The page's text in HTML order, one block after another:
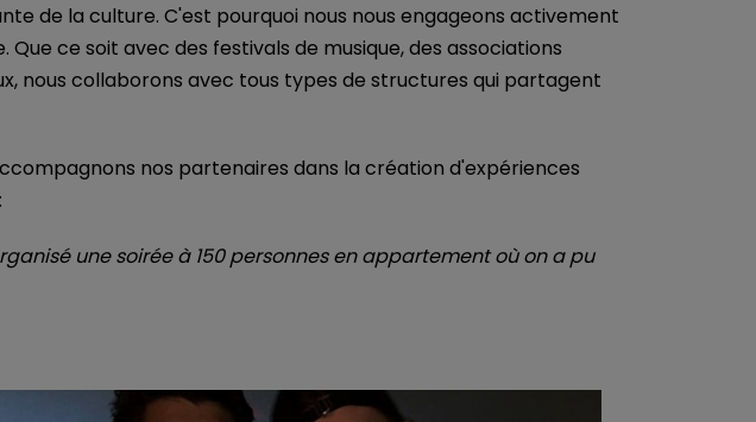
de la culture. C'est pourquoi nous nous engageons activement
ce soit avec des festivals de musique, des associations
nous collaborons avec tous types de structures qui partagent
nos partenaires dans la création d'expériences
une soirée à 150 personnes en appartement où on a pu